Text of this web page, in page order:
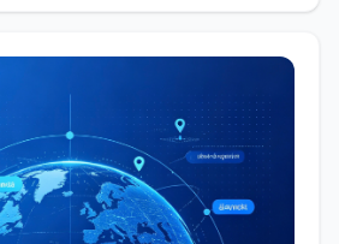
。合规起量应分三阶段：1 -
稳底盘定赛道；7 - 15 天长
积流量；15 - 30 天核心攻
量上限。冷启动要做好四大
迭代词库、用高差异化素
曲线、清退无效词汇。合规
签，精细化运营才能让新